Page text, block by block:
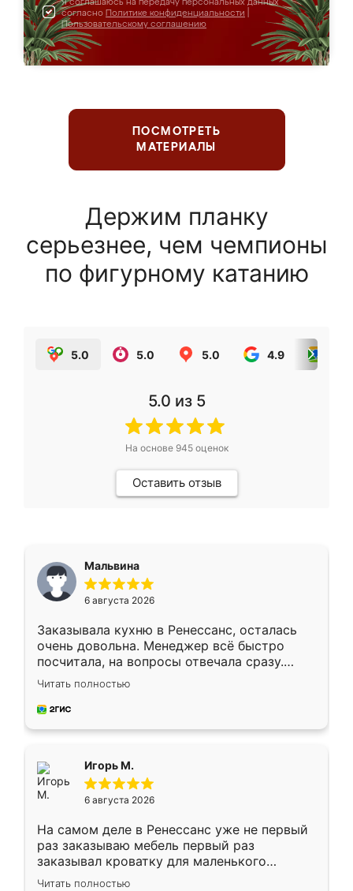
Я соглашаюсь на передачу персональных данных
согласно Политике конфиденциальности
Пользовательскому соглашению
ПОСМОТРЕТЬ
МАТЕРИАЛЫ
Держим планку
серьезнее, чем чемпионы
по фигурному катанию
5.0 5.0 5.0 4.9
5.0 из 5
На основе 945оценок
Оставить отзыв
Мальвина
6 августа 2026
Заказывала кухню в Ренессанс, осталась
очень довольна. Менеджер всё быстро
посчитала, на вопросы отвечала сразу.
Замерщик приехал в субботу, подошёл к
делу со всей ответственностью. Собрали
за день, ребята работали аккуратно, даже
Читать полностью
Игорь М.
6 августа 2026
На самом деле в Ренессанс уже не первый
раз заказываю мебель первый раз
заказывал кроватку для маленького
ребёнка при его рождении ,во второй раз
Читать полностью